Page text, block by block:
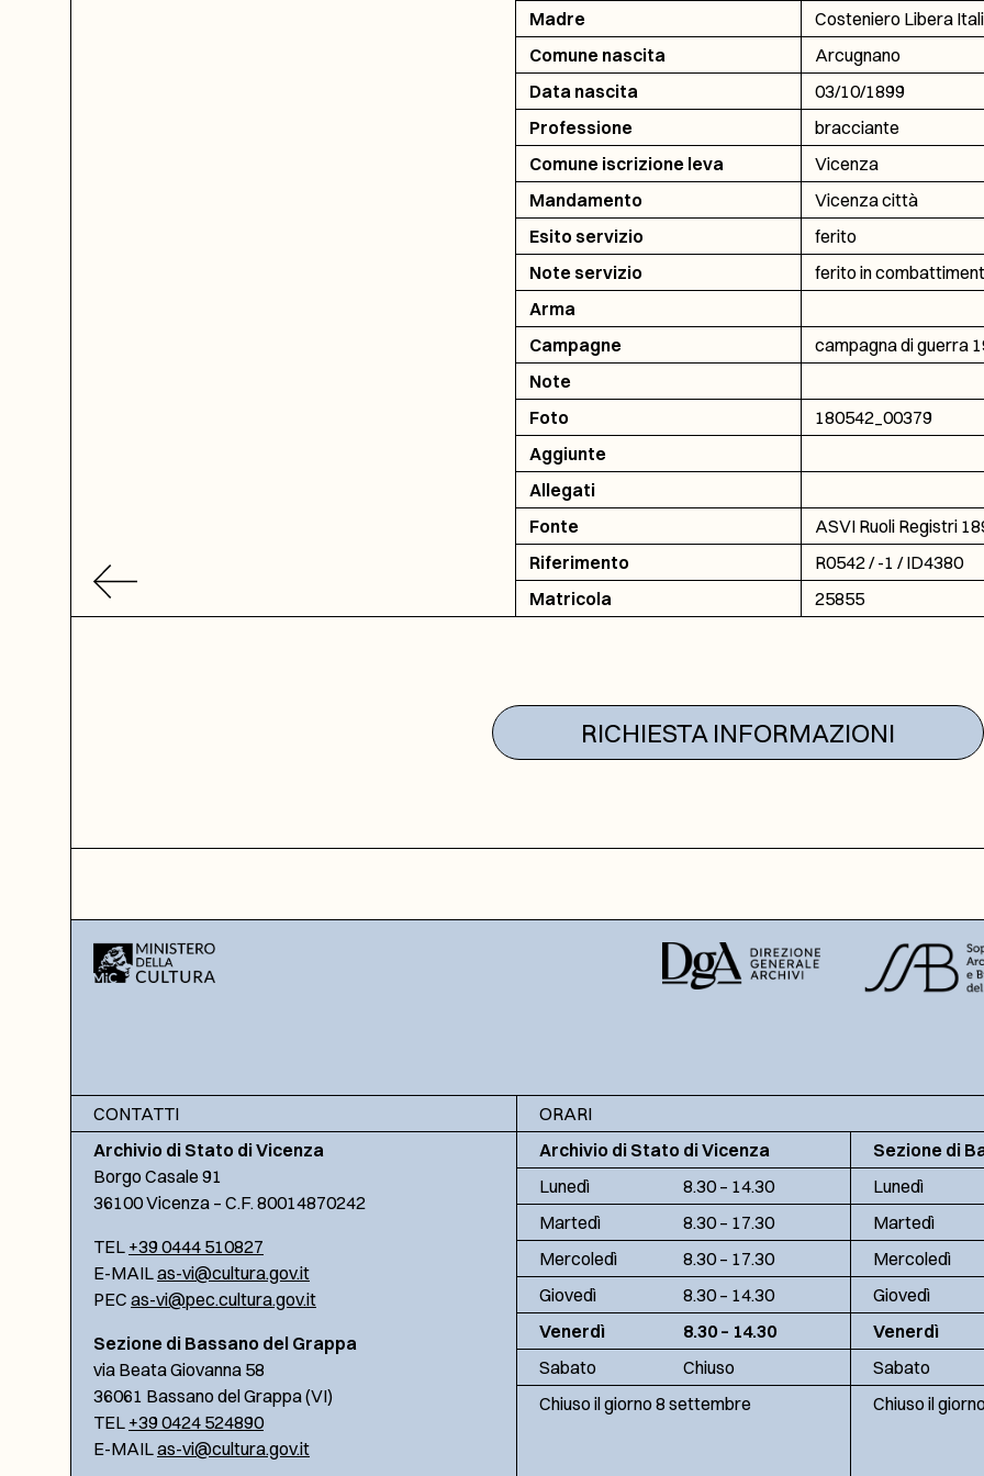
Madre
Costeniero Libera
Comune nascita
Arcugnano
Data nascita
03/10/1899
Professione
bracciante
Comune iscrizione leva
Vicenza
Mandamento
Vicenza città
Esito servizio
ferito
Note servizio
ferito in
Arma
Campagne
campagna di guerra
Note
Foto
180542_00379
Aggiunte
Allegati
Fonte
ASVI Ruoli Registri
Riferimento
R0542 / -1 / ID4380
Matricola
25855
RICHIESTA INFORMAZIONI
CONTATTI
Archivio di Stato di Vicenza
Borgo Casale 91
36100 Vicenza – C.F. 80014870242
TEL +39 0444 510827
E-MAILas-vi@cultura.gov.it
PEC as-vi@pec.cultura.gov.it
Sezione di Bassano del Grappa
via Beata Giovanna 58
36061 Bassano del Grappa (VI)
TEL +39 0424 524890
E-MAILas-vi@cultura.gov.it
ORARI
Archivio di Stato di Vicenza
Lunedì
8.30 – 14.30
Martedì
8.30 – 17.30
Mercoledì
8.30 – 17.30
Giovedì
8.30 – 14.30
Venerdì
8.30 – 14.30
Sabato
Chiuso
Chiuso il giorno 8 settembre
Sezione di
Lunedì
Martedì
Mercoledì
Giovedì
Venerdì
Sabato
Chiuso il